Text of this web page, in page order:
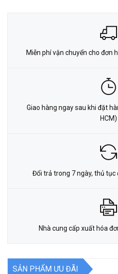
Miễn phí vận chuyển cho đơn
Giao hàng ngay sau khi đặt
HCM)
Đổi trả trong 7 ngày, thủ tục
Nhà cung cấp xuất hóa
SẢN PHẨM ƯU ĐÃI